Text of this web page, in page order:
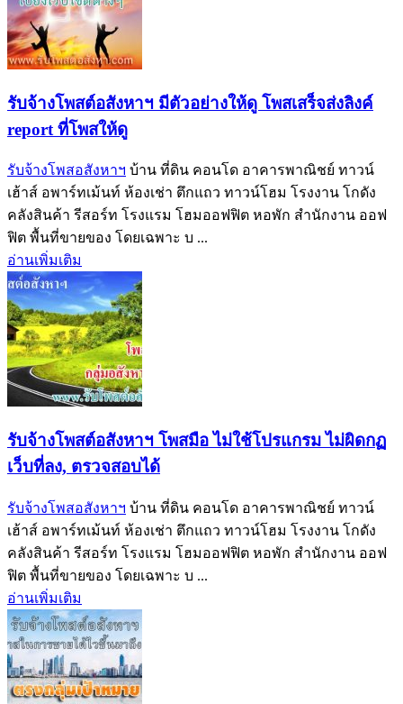
รับจ้างโพสต์อสังหาฯ มีตัวอย่างให้ดู โพสเสร็จส่งลิงค์
report ที่โพสให้ดู
รับจ้างโพสอสังหาฯ บ้าน ที่ดิน คอนโด อาคารพาณิชย์ ทาวน์
เฮ้าส์ อพาร์ทเม้นท์ ห้องเช่า ตึกแถว ทาวน์โฮม โรงงาน โกดัง
คลังสินค้า รีสอร์ท โรงแรม โฮมออฟฟิต หอพัก สำนักงาน ออฟ
ฟิต พื้นที่ขายของ โดยเฉพาะ บ ...
อ่านเพิ่มเติม
รับจ้างโพสต์อสังหาฯ โพสมือ ไม่ใช้โปรแกรม ไม่ผิดกฏ
เว็บที่ลง, ตรวจสอบได้
รับจ้างโพสอสังหาฯ บ้าน ที่ดิน คอนโด อาคารพาณิชย์ ทาวน์
เฮ้าส์ อพาร์ทเม้นท์ ห้องเช่า ตึกแถว ทาวน์โฮม โรงงาน โกดัง
คลังสินค้า รีสอร์ท โรงแรม โฮมออฟฟิต หอพัก สำนักงาน ออฟ
ฟิต พื้นที่ขายของ โดยเฉพาะ บ ...
อ่านเพิ่มเติม